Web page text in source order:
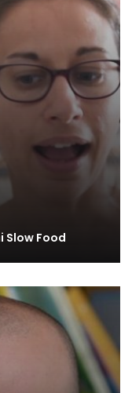
Slow Food